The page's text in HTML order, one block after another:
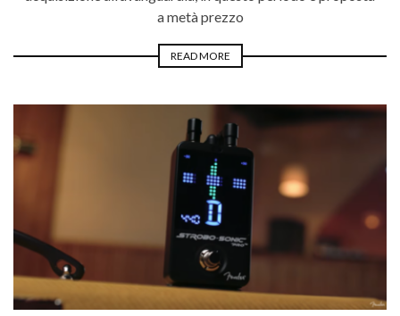
a metà prezzo
READ MORE